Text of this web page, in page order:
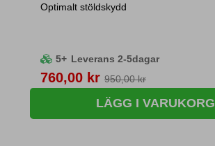
Optimalt stöldskydd
5+ Leverans 2-5dagar
Pris
760,00 kr 950,00 kr
LÄGG I VARUKORG